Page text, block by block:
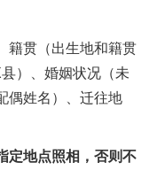
籍贯（出生地和籍贯
县）、婚姻状况（未
偶姓名）、迁往地
定地点照相，否则不